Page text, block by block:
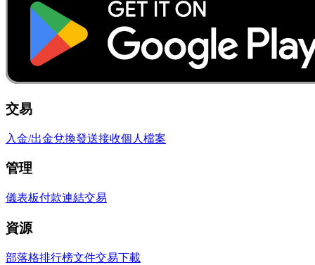
交易
入金/出金兌換發送接收個人檔案
管理
儀表板付款連結交易
資源
部落格排行榜文件交易下載